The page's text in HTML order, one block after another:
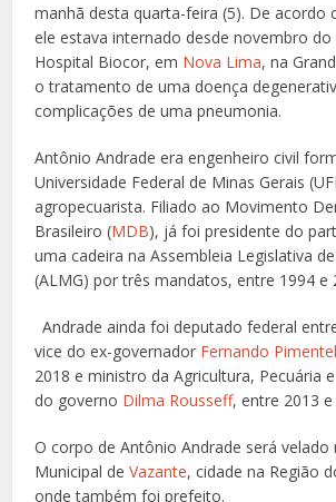
manhã desta quarta-feira (5). De acordo
ele estava internado desde novembro
Hospital Biocor, em Nova Lima, na
o tratamento de uma doença
complicações de uma pneumonia.
Antônio Andrade era engenheiro civil
Universidade Federal de Minas Gerais
agropecuarista. Filiado ao Movimento
Brasileiro (MDB), já foi presidente do
uma cadeira na Assembleia Legislativa
(ALMG) por três mandatos, entre 1994 e
Andrade ainda foi deputado federal
vice do ex-governador Fernando Pimentel
2018 e ministro da Agricultura, Pecuária
do governo Dilma Rousseff, entre 2013 e
O corpo de Antônio Andrade será velado
Municipal deVazante, cidade na Região
onde também foi prefeito.